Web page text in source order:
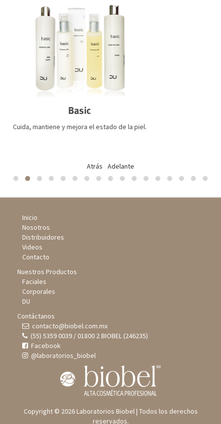
y mejora el estado de la piel.
Atrás Adelante
Inicio
Nosotros
Distribuidores
Videos
Contacto
Nuestros Productos
Faciales
Corporales
DU
Contáctanos
contacto@biobel.com.mx
(55) 5359 0039 / 01800 2 BIOBEL (246235)
Facebook
@laboratorios_biobel
Copyright © 2026 Laboratorios Biobel | Todos los derechos
reservados.